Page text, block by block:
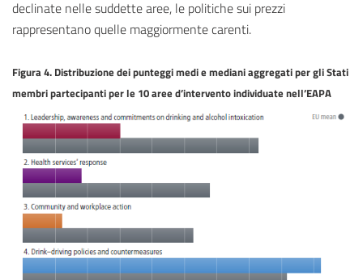
declinate nelle suddette aree, le politiche sui prezzi
rappresentano quelle maggiormente carenti.
Figura 4. Distribuzione dei punteggi medi e mediani aggregati per gli Stati
membri partecipanti per le 10 aree d’intervento individuate nell’EAPA